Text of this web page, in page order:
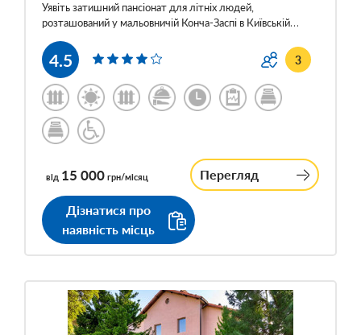
Уявіть затишний пансіонат для літніх людей,
розташований у мальовничій Конча-Заспі в Київській…
4.5 3
від 15 000 грн/місяц Перегляд
Дізнатися про
наявність місць